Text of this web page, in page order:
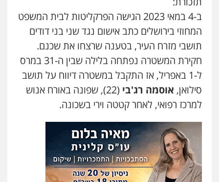
משרד עורכי דין טאי שרקי
פלילי אסירים תעבורה מרב"ד
0547556464
עו"ד אילן אלימלך
פלילי פשיעה חמורה תעבורה אסירים
0522992110
עו"ד שאדי נאטור
פלילי פשיעה חמורה מעצרים וחקירות
0509230800
ב-4 במאי 2023 הגישה הפרקליטות לבית המשפט
המחוזי בירושלים כתב אישום נגד שני בני דודים
תושבי מזרח העיר, בטענה שרצחו את שכנם.
חקירת המשטרה נפתחה בלילה שבין ה-31 במרס
ל-1 באפריל, אז התקבל במשטרה דיווח על תושב
סילואן, אוסמה רג'בי
(22), שפונה באורח אנוש
למרכז רפואי, לאחר קטטה וירי בשכונה.